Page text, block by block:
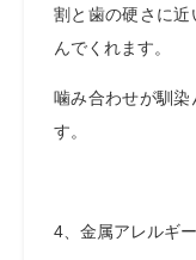
割と歯の硬さに
んでくれます。
噛み合わせが馴
す。
4、金属アレルギ